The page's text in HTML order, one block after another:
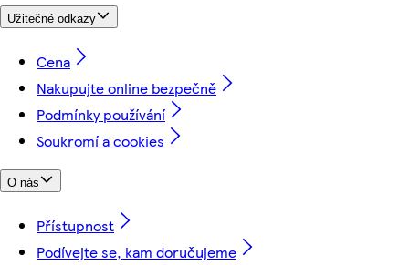
Užitečné odkazy
Cena
Nakupujte online bezpečně
Podmínky používání
Soukromí a cookies
O nás
Přístupnost
Podívejte se, kam doručujeme